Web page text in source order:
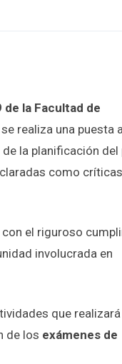
la Facultad de
realiza una puesta
la planificación
como
el riguroso
involucrada en
que
de los exámenes de